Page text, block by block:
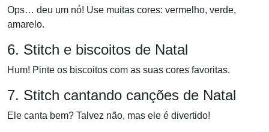
Ops… deu um nó! Use muitas cores: vermelho, verde,
amarelo.
6. Stitch e biscoitos de Natal
Hum! Pinte os biscoitos com as suas cores favoritas.
7. Stitch cantando canções de Natal
Ele canta bem? Talvez não, mas ele é divertido!